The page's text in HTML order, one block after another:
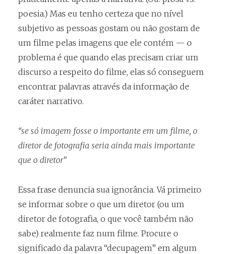
poesia.) Mas eu tenho certeza que no nível
subjetivo as pessoas gostam ou não gostam de
um filme pelas imagens que ele contém — o
problema é que quando elas precisam criar um
discurso a respeito do filme, elas só conseguem
encontrar palavras através da informação de
caráter narrativo.
“se só imagem fosse o importante em um filme, o
diretor de fotografia seria ainda mais importante
que o diretor”
Essa frase denuncia sua ignorância. Vá primeiro
se informar sobre o que um diretor (ou um
diretor de fotografia, o que você também não
sabe) realmente faz num filme. Procure o
significado da palavra “decupagem” em algum